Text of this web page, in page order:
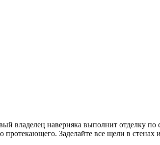
владелец наверняка выполнит отделку по
Заделайте все щели в стенах